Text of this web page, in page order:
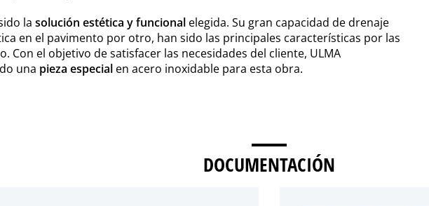
la solución estética y funcional elegida. Su gran capacidad de drenaje
en el pavimento por otro, han sido las principales características por las
Con el objetivo de satisfacer las necesidades del cliente, ULMA
una pieza especial en acero inoxidable para esta obra.
DOCUMENTACIÓN